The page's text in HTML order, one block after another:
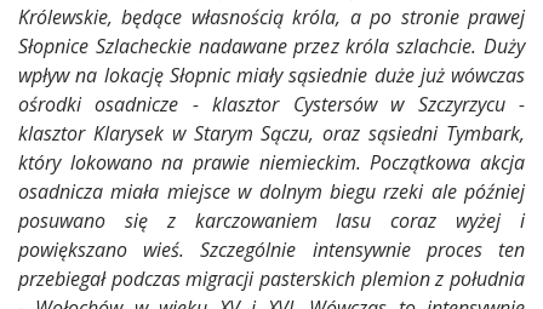
Królewskie, będące własnością króla, a po stronie prawej
Słopnice Szlacheckie nadawane przez króla szlachcie. Duży
wpływ na lokację Słopnic miały sąsiednie duże już wówczas
ośrodki osadnicze - klasztor Cystersów w Szczyrzycu -
klasztor Klarysek w Starym Sączu, oraz sąsiedni Tymbark,
który lokowano na prawie niemieckim. Początkowa akcja
osadnicza miała miejsce w dolnym biegu rzeki ale później
posuwano się z karczowaniem lasu coraz wyżej i
powiększano wieś. Szczególnie intensywnie proces ten
przebiegał podczas migracji pasterskich plemion z południa